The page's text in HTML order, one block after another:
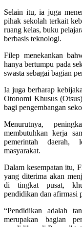
Selain itu, ia juga
pihak sekolah terkait
ruang kelas, buku
berbasis teknologi.
Filep menekankan
hanya bertumpu pada
swasta sebagai bagian
Ia juga berharap
Otonomi Khusus
bagi pengembangan
Menurutnya,
membutuhkan kerja
pemerintah daerah,
masyarakat.
Dalam kesempatan itu,
yang diterima akan
di tingkat pusat,
pendidikan dan afirmasi
“Pendidikan adalah
merupakan bagian